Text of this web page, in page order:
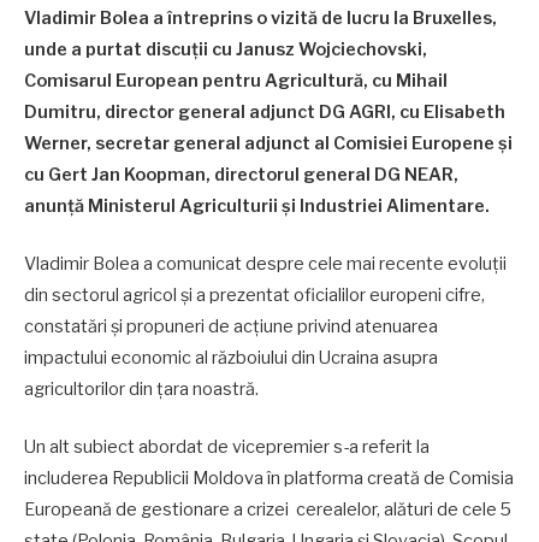
Vladimir Bolea a întreprins o vizită de lucru la Bruxelles,
unde a purtat discuții cu Janusz Wojciechovski,
Comisarul European pentru Agricultură, cu Mihail
Dumitru, director general adjunct DG AGRI, cu Elisabeth
Werner, secretar general adjunct al Comisiei Europene și
cu Gert Jan Koopman, directorul general DG NEAR,
anunță Ministerul Agriculturii și Industriei Alimentare.
Vladimir Bolea a comunicat despre cele mai recente evoluții
din sectorul agricol și a prezentat oficialilor europeni cifre,
constatări și propuneri de acțiune privind atenuarea
impactului economic al războiului din Ucraina asupra
agricultorilor din țara noastră.
Un alt subiect abordat de vicepremier s-a referit la
includerea Republicii Moldova în platforma creată de Comisia
Europeană de gestionare a crizei cerealelor, alături de cele 5